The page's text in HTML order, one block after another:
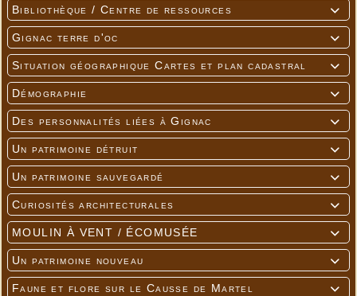

Bibliothèque / Centre de ressources

Gignac terre d'oc

Situation géographique Cartes et plan cadastral

Démographie

Des personnalités liées à Gignac

Un patrimoine détruit

Un patrimoine sauvegardé

Curiosités architecturales

MOULIN À VENT / ÉCOMUSÉE

Un patrimoine nouveau

Faune et flore sur le Causse de Martel